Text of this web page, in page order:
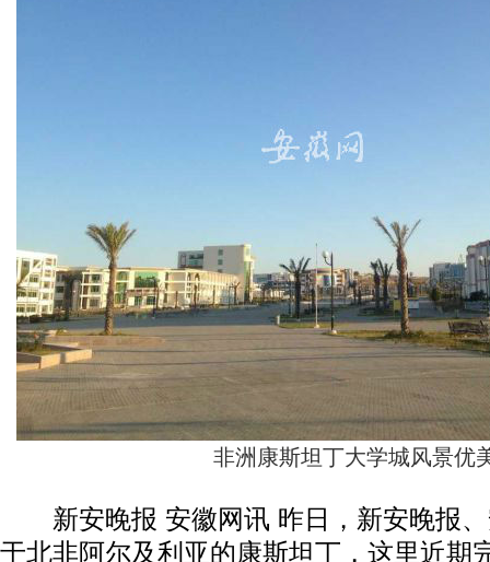
非洲康斯坦丁大学城风景优
新安晚报 安徽网讯 昨日，新安晚报、
于北非阿尔及利亚的康斯坦丁，这里近期